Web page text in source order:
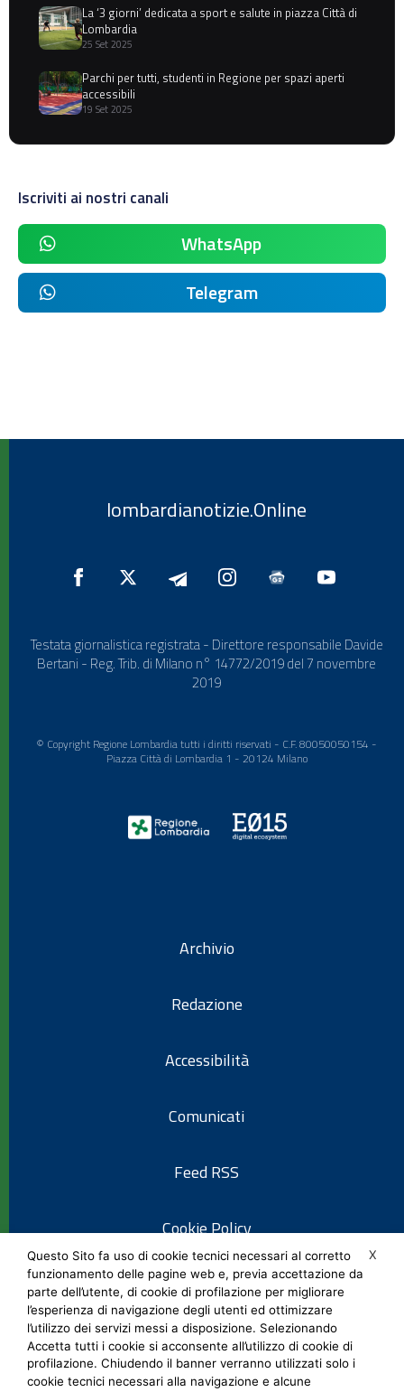
La ‘3 giorni’ dedicata a sport e salute in piazza Città di
Lombardia
25 Set 2025
Parchi per tutti, studenti in Regione per spazi aperti
accessibili
19 Set 2025
Iscriviti ai nostri canali
WhatsApp
Telegram
lombardianotizie.Online
Testata giornalistica registrata - Direttore responsabile Davide
Bertani - Reg. Trib. di Milano n° 14772/2019 del 7 novembre
2019
© Copyright Regione Lombardia tutti i diritti riservati - C.F. 80050050154 -
Piazza Città di Lombardia 1 - 20124 Milano
Archivio
Redazione
Accessibilità
Comunicati
Feed RSS
Cookie Policy
Informativa privacy
Note legali
X
Questo Sito fa uso di cookie tecnici necessari al corretto
funzionamento delle pagine web e, previa accettazione da
parte dell’utente, di cookie di profilazione per migliorare
l’esperienza di navigazione degli utenti ed ottimizzare
l’utilizzo dei servizi messi a disposizione. Selezionando
Accetta tutti i cookie si acconsente all’utilizzo di cookie di
profilazione. Chiudendo il banner verranno utilizzati solo i
cookie tecnici necessari alla navigazione e alcune